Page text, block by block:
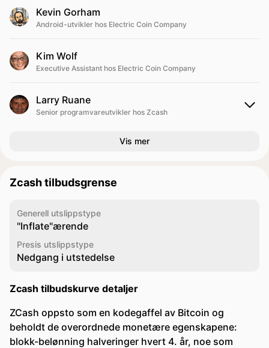
Kevin Gorham
Android-utvikler hos Electric Coin Company
Kim Wolf
Executive Assistant hos Electric Coin Company
Larry Ruane
Senior programvareutvikler hos Zcash
Vis mer
Zcash tilbudsgrense
Generell utslippstype
"Inflate"ærende
Presis utslippstype
Nedgang i utstedelse
Zcash tilbudskurve detaljer
ZCash oppsto som en kodegaffel av Bitcoin og
beholdt de overordnede monetære egenskapene:
blokk-belønning halveringer hvert 4. år, noe som